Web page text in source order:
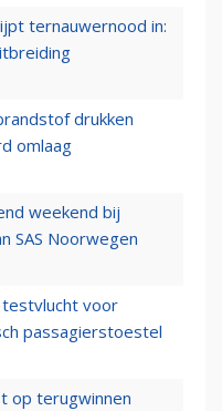
ternauwernood in:
drukken
omlaag
weekend bij
SAS Noorwegen
voor
passagierstoestel
op terugwinnen